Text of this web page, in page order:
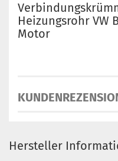
Heizungsrohr VW
Motor
Hersteller